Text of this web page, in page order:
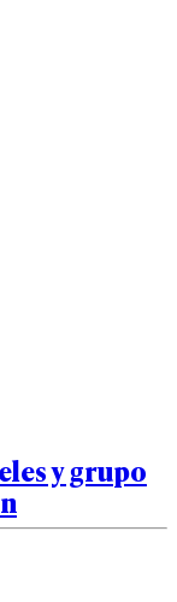
y grupo